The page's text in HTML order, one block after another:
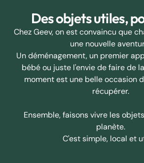
Des objets utiles,
Chez Geev, on est convaincu que
une nouvelle
Un déménagement, un premier
bébé ou juste l'envie de faire de
moment est une belle occasion
récupérer.
Ensemble, faisons vivre les
planète.
C'est simple, local et